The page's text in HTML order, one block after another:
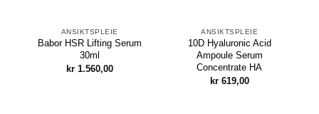
ANSIKTSPLEIE
Babor HSR Lifting Serum
30ml
kr1.560,00
ANSIKTSPLEIE
10D Hyaluronic Acid
Ampoule Serum
Concentrate HA
kr619,00